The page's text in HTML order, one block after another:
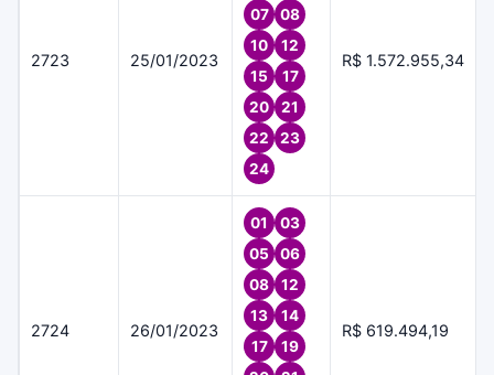
2723 25/01/2023
07
08
10
12
15
17
20
21
22
23
24
R$ 1.572.955,34
2724 26/01/2023
01
03
05
06
08
12
13
14
17
19
R$ 619.494,19